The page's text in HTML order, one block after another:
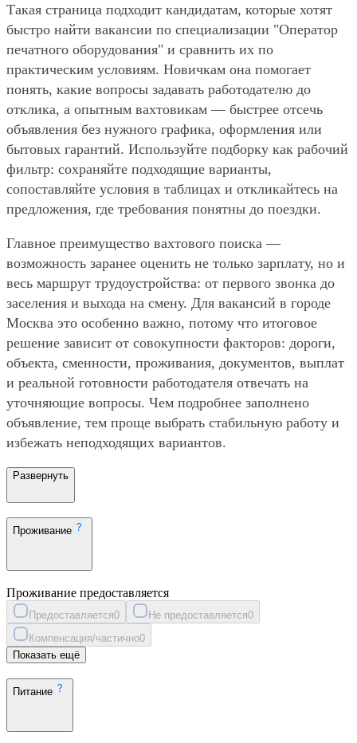
Такая страница подходит кандидатам, которые хотят
быстро найти вакансии по специализации "Оператор
печатного оборудования" и сравнить их по
практическим условиям. Новичкам она помогает
понять, какие вопросы задавать работодателю до
отклика, а опытным вахтовикам — быстрее отсечь
объявления без нужного графика, оформления или
бытовых гарантий. Используйте подборку как рабочий
фильтр: сохраняйте подходящие варианты,
сопоставляйте условия в таблицах и откликайтесь на
предложения, где требования понятны до поездки.
Главное преимущество вахтового поиска —
возможность заранее оценить не только зарплату, но и
весь маршрут трудоустройства: от первого звонка до
заселения и выхода на смену. Для вакансий в городе
Москва это особенно важно, потому что итоговое
решение зависит от совокупности факторов: дороги,
объекта, сменности, проживания, документов, выплат
и реальной готовности работодателя отвечать на
уточняющие вопросы. Чем подробнее заполнено
объявление, тем проще выбрать стабильную работу и
избежать неподходящих вариантов.
Развернуть
Проживание
Проживание предоставляется
Предоставляется0 Не предоставляется0
Компенсация/частично0
Показать ещё
Питание